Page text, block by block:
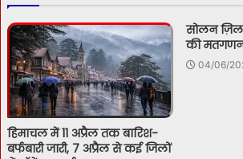
हिमाचल में 11 अप्रैल तक बारिश-
बर्फबारी जारी, 7 अप्रैल से कई जिलों
सोलन
की
04/06/